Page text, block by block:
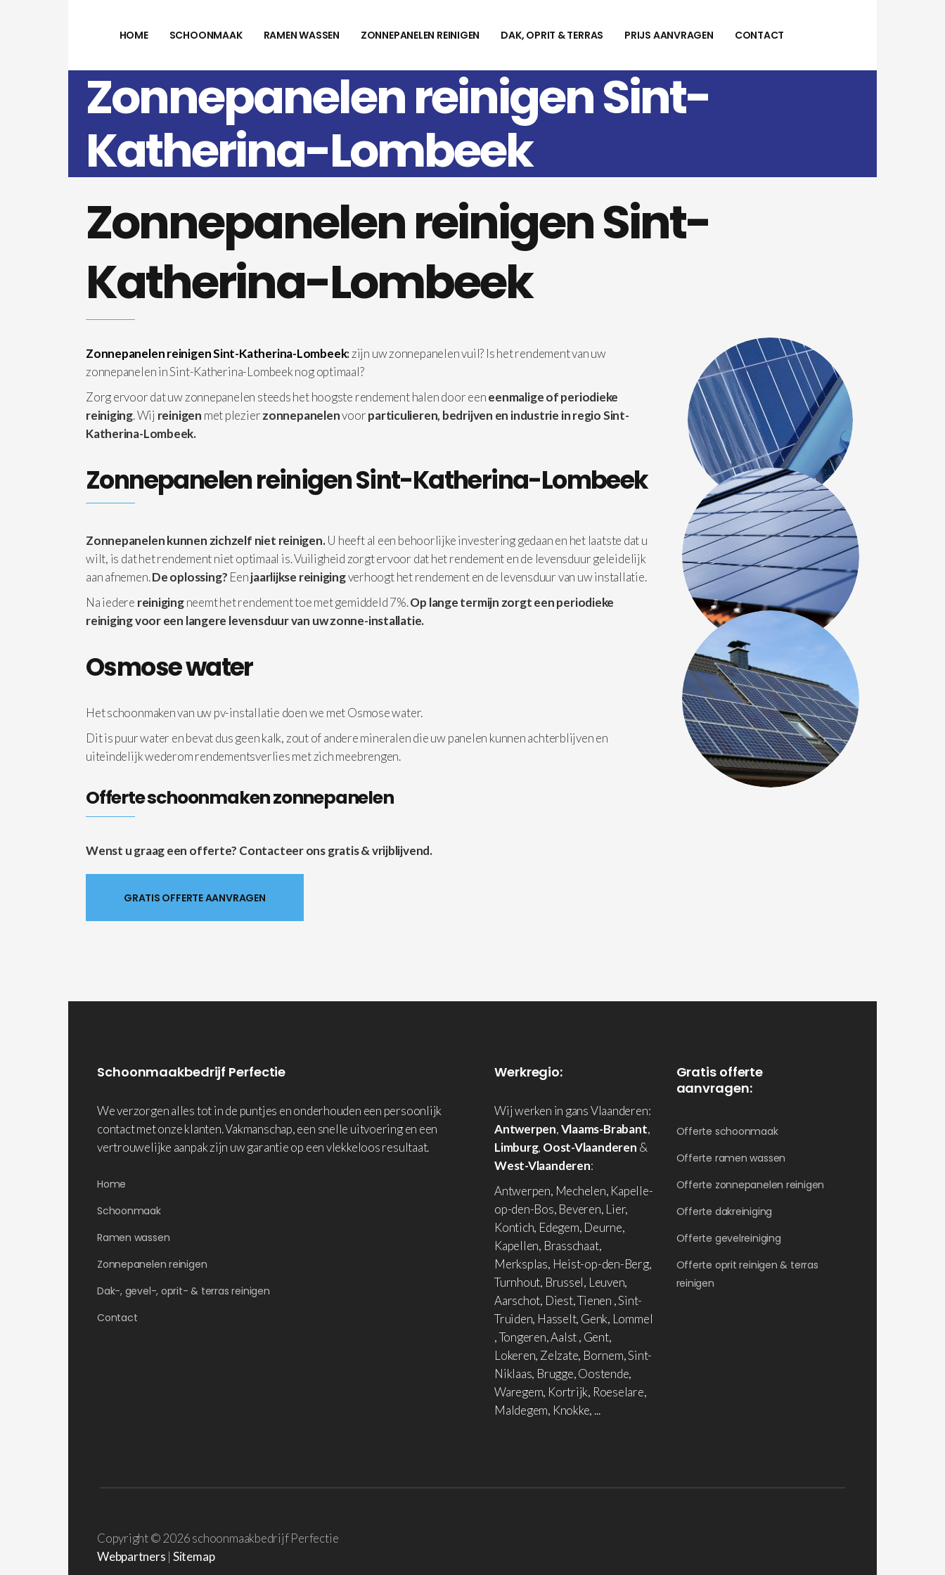
HOME SCHOONMAAK RAMEN WASSEN ZONNEPANELEN REINIGEN DAK, OPRIT & TERRAS PRIJS AANVRAGEN CONTACT
Zonnepanelen reinigen Sint-
Katherina-Lombeek
Zonnepanelen reinigen Sint-
Katherina-Lombeek
Zonnepanelen reinigen Sint-Katherina-Lombeek:zijn uw zonnepanelen vuil? Is het rendement van uw
zonnepanelen in Sint-Katherina-Lombeek nog optimaal?
Zorg ervoor dat uw zonnepanelen steeds het hoogste rendement halen door eeneenmalige of periodieke
reiniging. Wij reinigen met plezierzonnepanelenvoorparticulieren, bedrijven en industrie inregio Sint-
Katherina-Lombeek.
Zonnepanelen reinigen Sint-Katherina-Lombeek
Zonnepanelen kunnen zichzelf niet reinigen.U heeft al een behoorlijke investering gedaan en het laatste dat u
wilt, is dat het rendement niet optimaal is. Vuiligheid zorgt ervoor dat het rendement en de levensduur geleidelijk
aan afnemen.De oplossing? Eenjaarlijkse reinigingverhoogt het rendement en de levensduur van uw installatie.
Na iedere reinigingneemt het rendement toe met gemiddeld 7%.Op lange termijn zorgt een periodieke
reiniging voor een langere levensduur van uw zonne-installatie.
Osmose water
Het schoonmaken van uw pv-installatie doen we met Osmose water.
Dit is puur water en bevat dus geen kalk, zout of andere mineralen die uw panelen kunnen achterblijven en
uiteindelijk wederom rendementsverlies met zich meebrengen.
Offerte schoonmaken zonnepanelen
Wenst u graag een offerte? Contacteer ons gratis & vrijblijvend.
GRATIS OFFERTE AANVRAGEN
Schoonmaakbedrijf Perfectie
We verzorgen alles tot in de puntjes en onderhouden een persoonlijk
contact met onze klanten. Vakmanschap, een snelle uitvoering en een
vertrouwelijke aanpak zijn uw garantie op een vlekkeloos resultaat.
Home
Schoonmaak
Ramen wassen
Zonnepanelen reinigen
Dak-, gevel-, oprit- & terras reinigen
Contact
Werkregio:
Wij werken in gans Vlaanderen:
Antwerpen,Vlaams-Brabant,
Limburg, Oost-Vlaanderen &
West-Vlaanderen:
Antwerpen, Mechelen, Kapelle-
op-den-Bos, Beveren, Lier,
Kontich, Edegem, Deurne,
Kapellen, Brasschaat,
Merksplas, Heist-op-den-Berg,
Turnhout, Brussel, Leuven,
Aarschot, Diest, Tienen , Sint-
Truiden, Hasselt, Genk, Lommel
, Tongeren, Aalst , Gent,
Lokeren, Zelzate, Bornem, Sint-
Niklaas, Brugge, Oostende,
Waregem, Kortrijk, Roeselare,
Maldegem, Knokke, ...
Gratis offerte
aanvragen:
Offerte schoonmaak
Offerte ramen wassen
Offerte zonnepanelen reinigen
Offerte dakreiniging
Offerte gevelreiniging
Offerte oprit reinigen & terras
reinigen
Copyright © 2026 schoonmaakbedrijf Perfectie
Webpartners | Sitemap